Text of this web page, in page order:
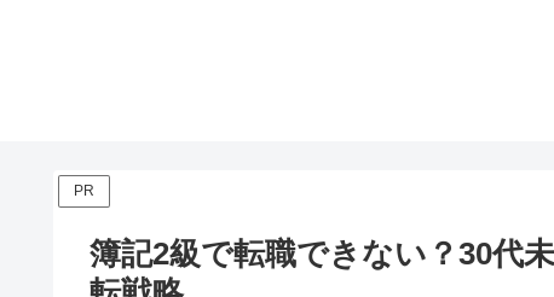
PR
簿記2級で転職できない？30代